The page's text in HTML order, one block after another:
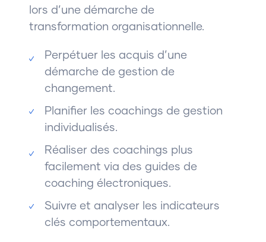
lors d’une démarche de
transformation organisationnelle.
Perpétuer les acquis d’une
démarche de gestion de
changement.
Planifier les coachings de gestion
individualisés.
Réaliser des coachings plus
facilement via des guides de
coaching électroniques.
Suivre et analyser les indicateurs
clés comportementaux.